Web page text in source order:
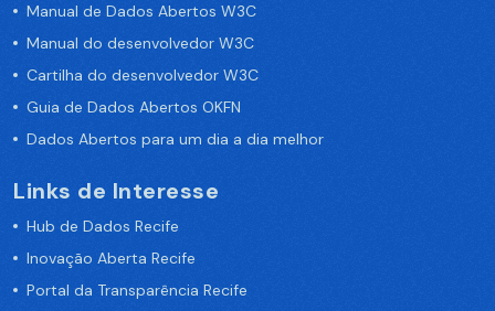
Manual de Dados Abertos W3C
Manual do desenvolvedor W3C
Cartilha do desenvolvedor W3C
Guia de Dados Abertos OKFN
Dados Abertos para um dia a dia melhor
Links de Interesse
Hub de Dados Recife
Inovação Aberta Recife
Portal da Transparência Recife